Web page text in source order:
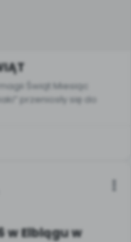
Świąt Miesiąc
przeniosły się do
w Elblągu w